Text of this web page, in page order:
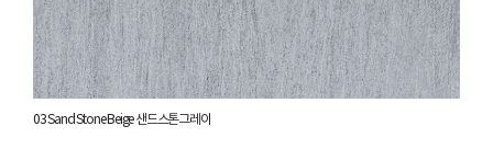
03 Sand Stone Beige 샌드스톤그레이